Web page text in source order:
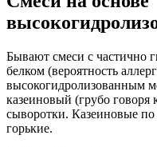
Бывают смеси с частично
белком (вероятность
высокогидролизованным
казеиновый (грубо
сыворотки. Казеиновые
горькие.